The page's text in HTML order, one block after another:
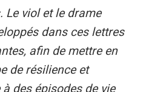
. Le viol et le drame
dans ces lettres
afin de mettre en
de résilience et
des épisodes de vie